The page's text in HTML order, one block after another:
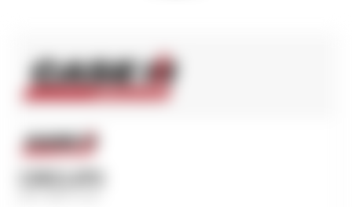
800-2162